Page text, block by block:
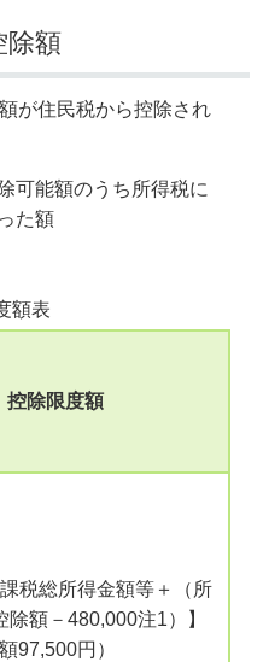
除額
が住民税から控除され
可能額のうち所得税に
た額
額表
控除限度額
税総所得金額等＋（所
除額－480,000注1）】
97,500円）